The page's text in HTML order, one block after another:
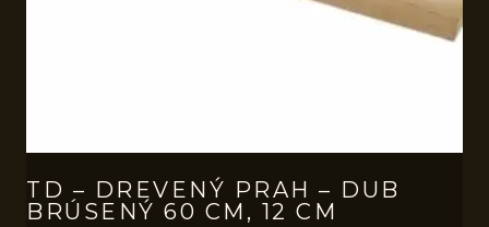
TD – DREVENÝ PRAH – DUB
BRÚSENÝ 60 CM, 12 CM